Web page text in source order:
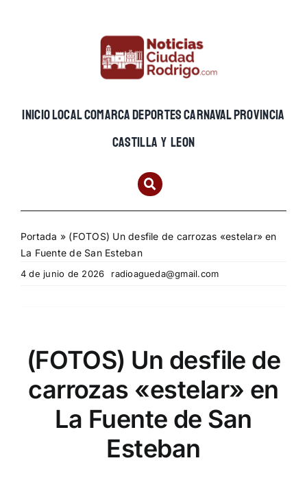
INICIOLOCALCOMARCADEPORTESCARNAVALPROVINCIA
CASTILLA Y LEON
Portada » (FOTOS) Un desfile de carrozas «estelar» en
La Fuente de San Esteban
4 de junio de 2026 radioagueda@gmail.com
(FOTOS) Un desfile de
carrozas «estelar» en
La Fuente de San
Esteban